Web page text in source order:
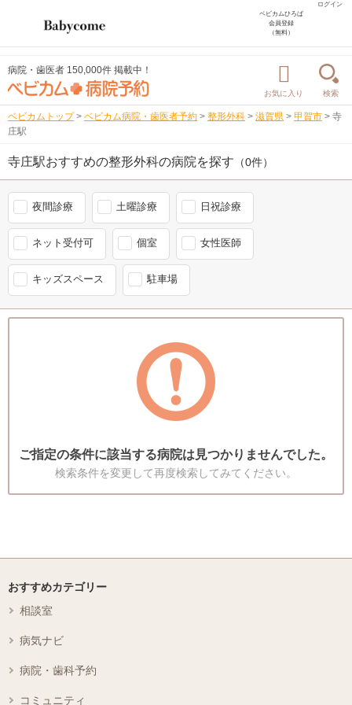
ログイン
ベビカムひろば
会員登録
（無料）
病院・歯医者 150,000件 掲載中！
お気に入り 検索
ベビカムトップ > ベビカム病院・歯医者予約 > 整形外科 > 滋賀県 > 甲賀市 > 寺
庄駅
寺庄駅おすすめの整形外科の病院を探す （0件）
夜間診療 土曜診療 日祝診療
ネット受付可 個室 女性医師
キッズスペース 駐車場
ご指定の条件に該当する病院は見つかりませんでした。
検索条件を変更して再度検索してみてください。
おすすめカテゴリー
相談室
病気ナビ
病院・歯科予約
コミュニティ